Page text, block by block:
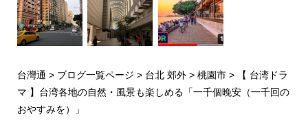
台灣通 > ブログ一覧ページ > 台北 郊外> 桃園市>
【 台湾ドラ
マ 】台湾各地の自然・風景も楽しめる「一千個晚安（一千回の
おやすみを）」